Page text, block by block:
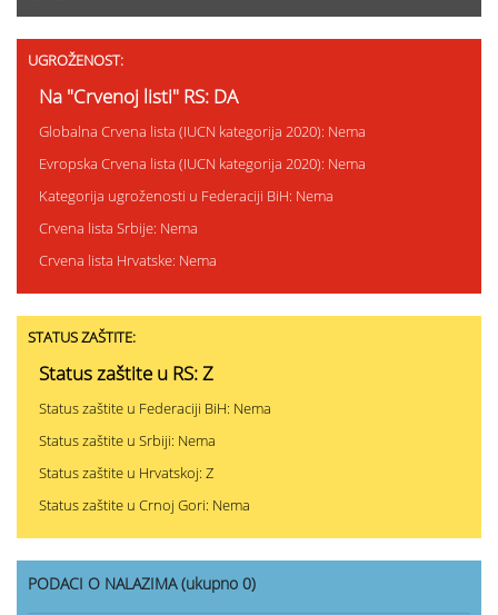
UGROŽENOST:
Na "Crvenoj listi" RS: DA
Globalna Crvena lista (IUCN kategorija 2020): Nema
Evropska Crvena lista (IUCN kategorija 2020): Nema
Kategorija ugroženosti u Federaciji BiH: Nema
Crvena lista Srbije: Nema
Crvena lista Hrvatske: Nema
STATUS ZAŠTITE:
Status zaštite u RS: Z
Status zaštite u Federaciji BiH: Nema
Status zaštite u Srbiji: Nema
Status zaštite u Hrvatskoj: Z
Status zaštite u Crnoj Gori: Nema
PODACI O NALAZIMA (ukupno 0)